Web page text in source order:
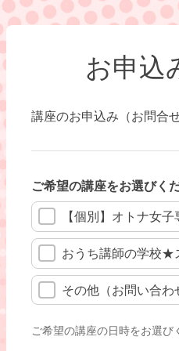
お申込
講座のお申込み（お問合
ご希望の講座をお選びく
【個別】オトナ女
おうち講師の学校★
その他（お問い合わ
ご希望の講座の日時をお選び